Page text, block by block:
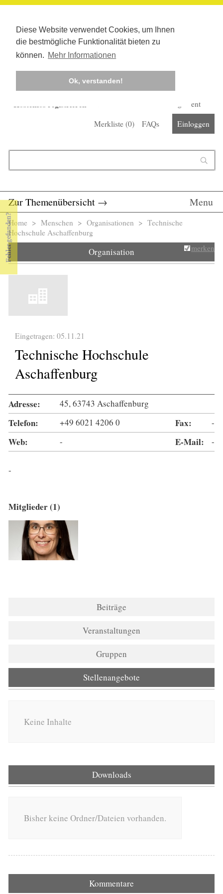
Diese Website verwendet Cookies, um Ihnen
die bestmögliche Funktionalität bieten zu
können. Mehr Informationen
Ok, verstanden!
Kostenlos registrieren
Corona-Management
Merkliste (0) FAQs Einloggen
Zur Themenübersicht → Menu
Sie sind hier
Home > Menschen > Organisationen > Technische
Hochschule Aschaffenburg
Organisation merken
Eingetragen: 05.11.21
Technische Hochschule
Aschaffenburg
Adresse: 45, 63743 Aschaffenburg
Telefon: +49 6021 4206 0 Fax: -
Web: - E-Mail: -
-
Mitglieder (1)
Beiträge
Veranstaltungen
Gruppen
Stellenangebote
Keine Inhalte
Downloads
Bisher keine Ordner/Dateien vorhanden.
Kommentare